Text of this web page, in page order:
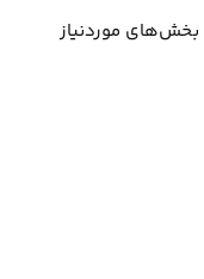
بخش‌های موردنیاز